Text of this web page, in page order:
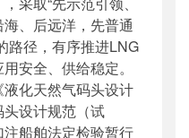
、后远洋，先普通
路径，有序推进LNG
安全、供给稳定。
化天然气码头设计
设计规范（试
船舶法定检验暂行